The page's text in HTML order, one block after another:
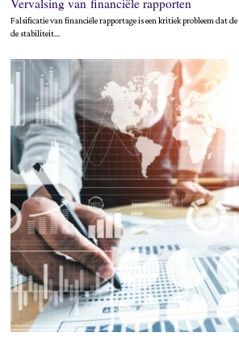
Falsificatie van financiële rapportage is een kritiek probleem dat
de stabiliteit…